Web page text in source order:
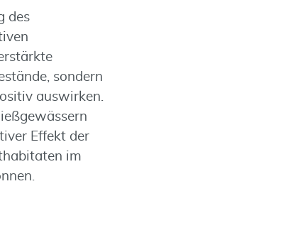
des
sondern
auswirken.
Effekt der
im